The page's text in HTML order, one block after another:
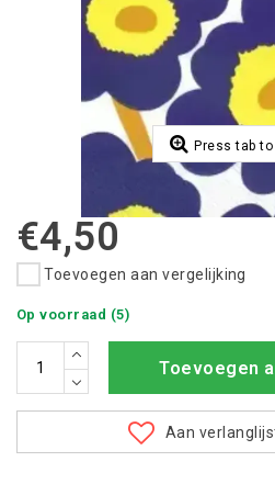
Press tab
€4,50
Toevoegen aan vergelijking
Op voorraad (5)
Toevoegen
Aan